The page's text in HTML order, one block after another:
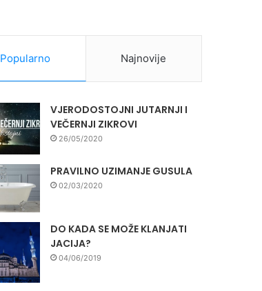
Popularno Najnovije
VJERODOSTOJNI JUTARNJI I
VEČERNJI ZIKROVI
26/05/2020
PRAVILNO UZIMANJE GUSULA
02/03/2020
DO KADA SE MOŽE KLANJATI
JACIJA?
04/06/2019